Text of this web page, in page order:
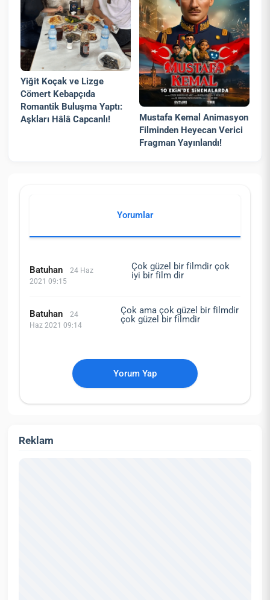
Yiğit Koçak ve Lizge
Cömert Kebapçıda
Romantik Buluşma Yaptı:
Aşkları Hâlâ Capcanlı!
Mustafa Kemal Animasyon
Filminden Heyecan Verici
Fragman Yayınlandı!
Yorumlar
Batuhan
24 Haz
2021 09:15
Çok güzel bir filmdir çok
iyi bir film dir
Batuhan
24
Haz 2021 09:14
Çok ama çok güzel bir filmdir
çok güzel bir filmdir
Yorum Yap
Reklam